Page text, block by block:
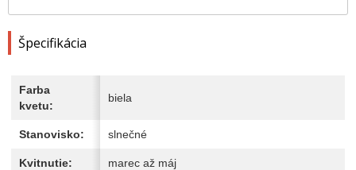
Špecifikácia
Farba
kvetu:
biela
Stanovisko: slnečné
Kvitnutie: marec až máj